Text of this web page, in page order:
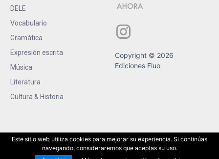
DELE
Vocabulario
Gramática
Expresión escrita
Música
Literatura
Cultura & Historia
Copyright © 2026
Ediciones Fluo
Este sitio web utiliza cookies para mejorar su experiencia. Si continúas
navegando, consideraremos que aceptas su uso.